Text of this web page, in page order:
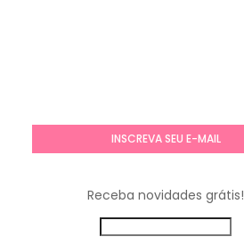
INSCREVA SEU E-MAIL
Receba novidades grátis!